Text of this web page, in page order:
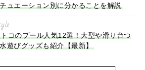
ュエーション別に分かることを解説
コのプール人気12選！大型や滑り台つ
遊びグッズも紹介【最新】